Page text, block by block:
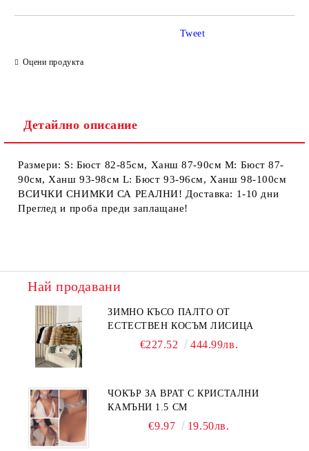
Оцени продукта
Tweet
Детайлно описание
Размери: S: Бюст 82-85см, Ханш 87-90см М: Бюст 87-
90см, Ханш 93-98см L: Бюст 93-96см, Ханш 98-100см
ВСИЧКИ СНИМКИ СА РЕАЛНИ! Доставка: 1-10 дни
Преглед и проба преди заплащане!
Най продавани
ЗИМНО КЪСО ПАЛТО ОТ
ЕСТЕСТВЕН КОСЪМ ЛИСИЦА
€227.52 444.99лв.
ЧОКЪР ЗА ВРАТ С КРИСТАЛНИ
КАМЪНИ 1.5 СМ
€9.97 19.50лв.